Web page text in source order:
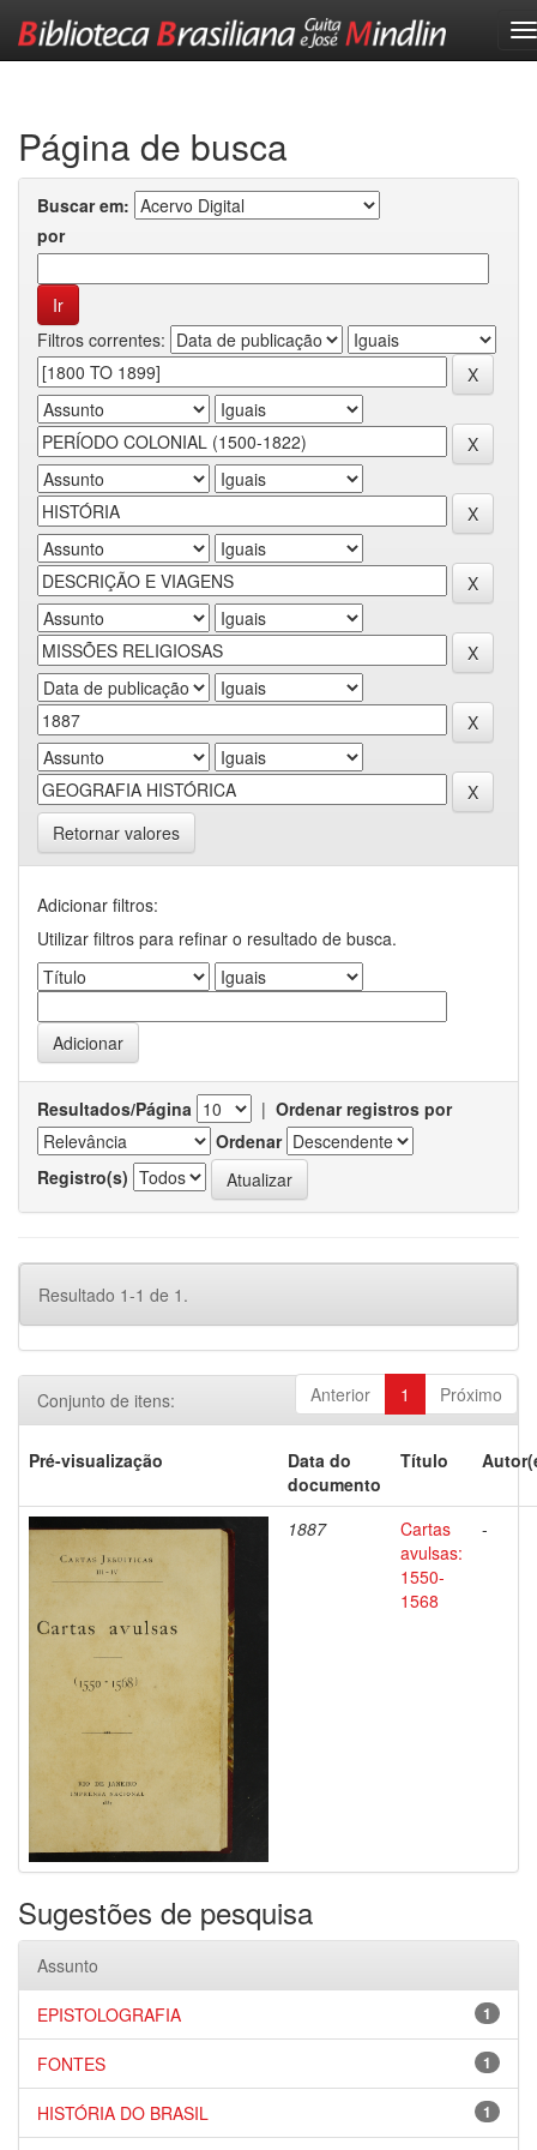
Página de busca
Buscar em:
por
Filtros correntes:
Retornar valores
Adicionar filtros:
Utilizar filtros para refinar o resultado de busca.
Resultados/Página | Ordenar registros por
Ordenar
Registro(s)
Resultado 1-1 de 1.
Anterior 1 Próximo
Conjunto de itens:
Pré-visualização
Data do
documento
Título
1887
Cartas
avulsas:
1550-
1568
-
Sugestões de pesquisa
Assunto
1
EPISTOLOGRAFIA
1
FONTES
1
HISTÓRIA DO BRASIL